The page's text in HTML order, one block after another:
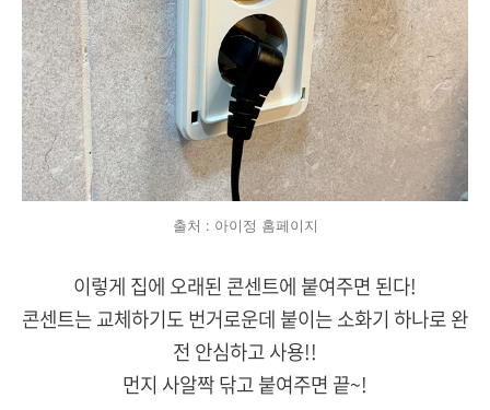
출처 : 아이정 홈페이지
이렇게 집에 오래된 콘센트에 붙여주면 된다!
콘센트는 교체하기도 번거로운데 붙이는 소화기 하나로 완
전 안심하고 사용!!
먼지 사알짝 닦고 붙여주면 끝~!